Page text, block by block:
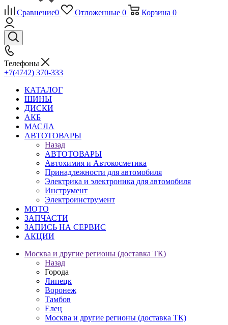
Сравнение0 Отложенные 0 Корзина 0
Телефоны
+7(4742) 370-333
КАТАЛОГ
ШИНЫ
ДИСКИ
АКБ
МАСЛА
АВТОТОВАРЫ
Назад
АВТОТОВАРЫ
Автохимия и Автокосметика
Принадлежности для автомобиля
Электрика и электроника для автомобиля
Инструмент
Электроинструмент
МОТО
ЗАПЧАСТИ
ЗАПИСЬ НА СЕРВИС
АКЦИИ
Москва и другие регионы (доставка ТК)
Назад
Города
Липецк
Воронеж
Тамбов
Елец
Москва и другие регионы (доставка ТК)